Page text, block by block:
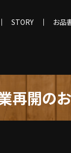
STORY お品
再開の